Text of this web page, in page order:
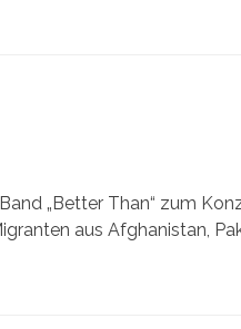
„Better Than“ zum
aus Afghanistan,